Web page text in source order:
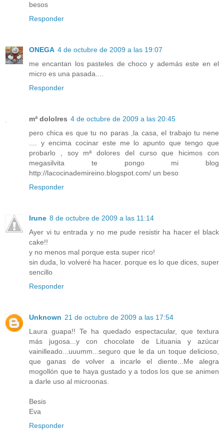
besos
Responder
ONEGA 4 de octubre de 2009 a las 19:07
me encantan los pasteles de choco y además este en el
micro es una pasada....
Responder
mª dololres 4 de octubre de 2009 a las 20:45
pero chica es que tu no paras ,la casa, el trabajo tu nene
.... y encima cocinar este me lo apunto que tengo que
probarlo , soy mª dolores del curso que hicimos con
megasilvita te pongo mi blog
http://lacocinademireino.blogspot.com/ un beso
Responder
Irune 8 de octubre de 2009 a las 11:14
Ayer vi tu entrada y no me pude resistir ha hacer el black
cake!!
y no menos mal porque esta super rico!
sin duda, lo volveré ha hacer. porque es lo que dices, super
sencillo
Responder
Unknown 21 de octubre de 2009 a las 17:54
Laura guapa!! Te ha quedado espectacular, que textura
más jugosa...y con chocolate de Lituania y azúcar
vainilleado...uuumm...seguro que le da un toque delicioso,
que ganas de volver a incarle el diente...Me alegra
mogollón que te haya gustado y a todos los que se animen
a darle uso al microonas.
Besis
Eva
Responder